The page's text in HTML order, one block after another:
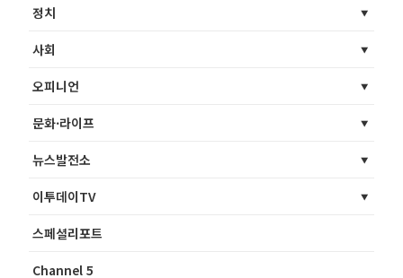
정치
사회
오피니언
문화·라이프
뉴스발전소
이투데이TV
스페셜리포트
Channel 5